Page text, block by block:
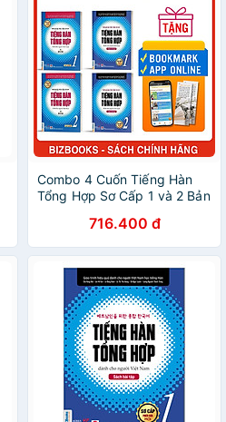
Combo 4 Cuốn Tiếng Hàn
Tổng Hợp Sơ Cấp 1 và 2 Bản
Học Online716.400 đ